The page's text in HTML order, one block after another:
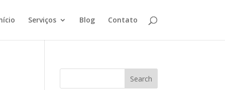
Serviços Blog Contato
Search